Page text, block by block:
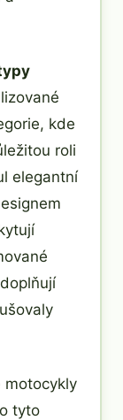
kde
roli
elegantní
motocykly
tyto